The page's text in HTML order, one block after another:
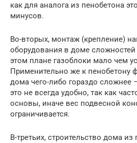
как для аналога из пенобетона
минусов.
Во-вторых, монтаж (крепление)
оборудования в доме сложностей
этом плане газоблоки мало чем
Применительно же к пенобетону
дома чего-либо гораздо сложнее
это не всегда удобно, так как
основы, иначе вес подвесной
ограничивается.
В-третьих, строительство дома